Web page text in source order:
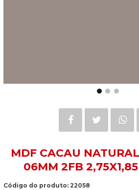
MDF CACAU
06MM 2FB
Código do produto: 22058